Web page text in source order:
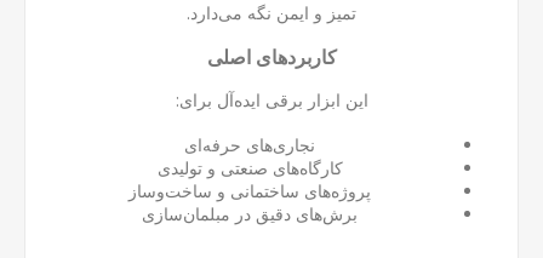
تمیز و ایمن نگه می‌دارد.
کاربردهای اصلی
این ابزار برقی ایده‌آل برای:
نجاری‌های حرفه‌ای
کارگاه‌های صنعتی و تولیدی
پروژه‌های ساختمانی و ساخت‌وساز
برش‌های دقیق در مبلمان‌سازی